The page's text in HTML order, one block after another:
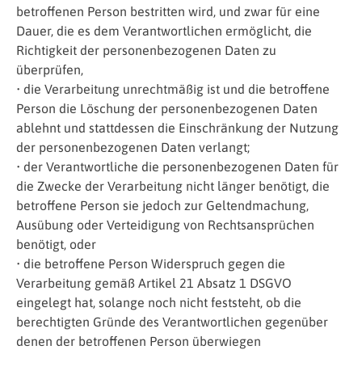
betroffenen Person bestritten wird, und zwar für eine
Dauer, die es dem Verantwortlichen ermöglicht, die
Richtigkeit der personenbezogenen Daten zu
überprüfen,
• die Verarbeitung unrechtmäßig ist und die betroffene
Person die Löschung der personenbezogenen Daten
ablehnt und stattdessen die Einschränkung der Nutzung
der personenbezogenen Daten verlangt;
• der Verantwortliche die personenbezogenen Daten für
die Zwecke der Verarbeitung nicht länger benötigt, die
betroffene Person sie jedoch zur Geltendmachung,
Ausübung oder Verteidigung von Rechtsansprüchen
benötigt, oder
• die betroffene Person Widerspruch gegen die
Verarbeitung gemäß Artikel 21 Absatz 1 DSGVO
eingelegt hat, solange noch nicht feststeht, ob die
berechtigten Gründe des Verantwortlichen gegenüber
denen der betroffenen Person überwiegen